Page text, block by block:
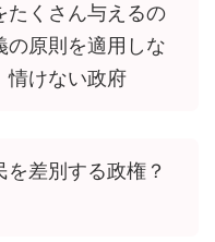
たくさん与えるの
の原則を適用しな
情けない政府
差別する政権？